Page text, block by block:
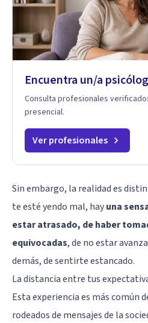
Encuentra un/a
Consulta profesionales
presencial.
Ver profesionales
Sin embargo, la realidad es
te esté yendo mal, hayuna
estar atrasado, de haber
equivocadas, de no estar
demás, de sentirte estancado.
La distancia entre tus
Esta experiencia es más común
rodeados de mensajes de la